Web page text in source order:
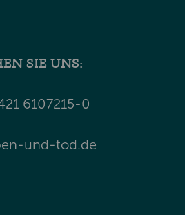
SIE UNS:
6107215-0
und-tod.de